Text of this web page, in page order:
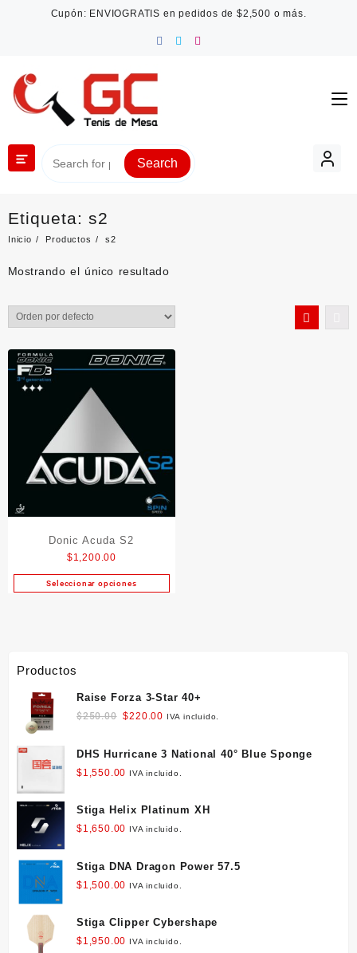
Cupón: ENVIOGRATIS en pedidos de $2,500 o más.
Search
Etiqueta: s2
Inicio Productos s2
Mostrando el único resultado
Donic Acuda S2
$1,200.00
Seleccionar opciones
Este
pueden
en
la
de
producto
Productos
Raise Forza 3-Star 40+
$250.00 Original
was:
$220.00 Current
is:
IVA incluido.
DHS Hurricane 3 National 40° Blue Sponge
$1,550.00 IVA incluido.
Stiga Helix Platinum XH
$1,650.00 IVA incluido.
Stiga DNA Dragon Power 57.5
$1,500.00 IVA incluido.
Stiga Clipper Cybershape
$1,950.00 IVA incluido.